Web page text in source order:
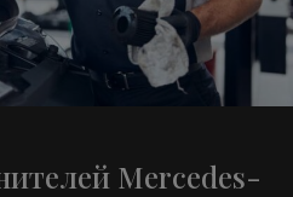
Mercedes-